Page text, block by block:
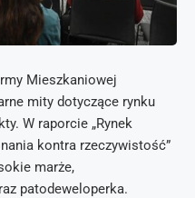
Mieszkaniowej
mity dotyczące rynku
W raporcie „Rynek
kontra rzeczywistość”
marże,
patodeweloperka.